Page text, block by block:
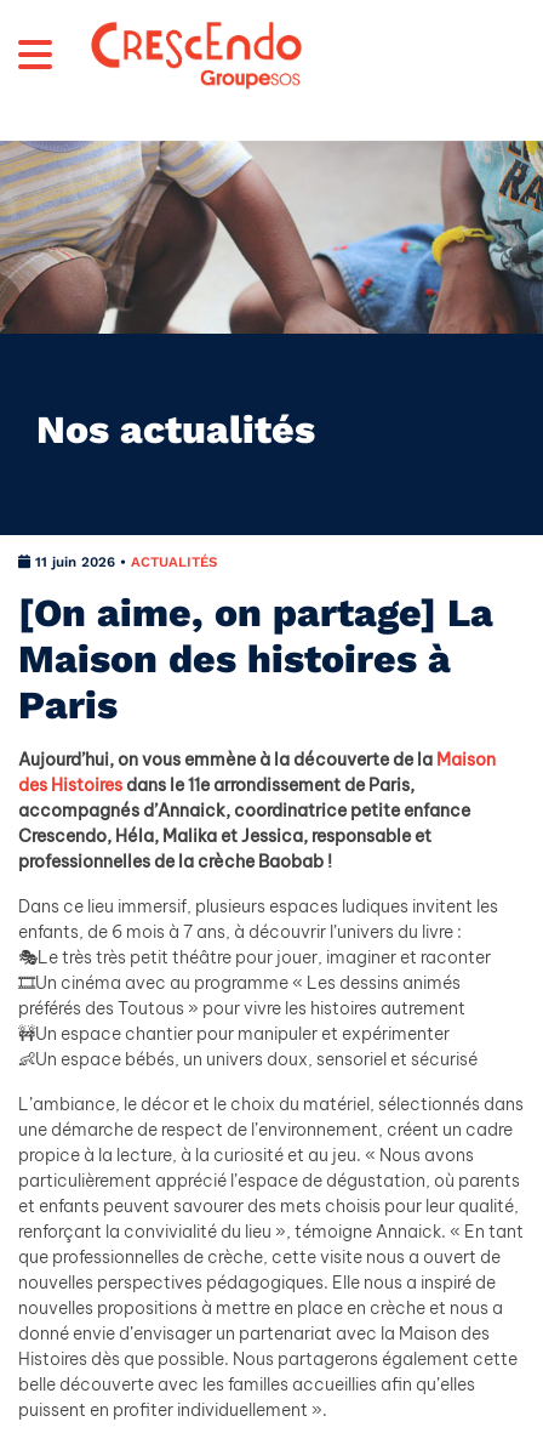
Nos actualités
11 juin 2026 • ACTUALITÉS
[On aime, on partage] La
Maison des histoires à
Paris
Aujourd’hui, on vous emmène à la découverte de la Maison
des Histoires dans le 11e arrondissement de Paris,
accompagnés d’Annaick, coordinatrice petite enfance
Crescendo, Héla, Malika et Jessica, responsable et
professionnelles de la crèche Baobab !
Dans ce lieu immersif, plusieurs espaces ludiques invitent les
enfants, de 6 mois à 7 ans, à découvrir l’univers du livre :
🎭Le très très petit théâtre pour jouer, imaginer et raconter
🎞️Un cinéma avec au programme « Les dessins animés
préférés des Toutous » pour vivre les histoires autrement
🚧Un espace chantier pour manipuler et expérimenter
👶Un espace bébés, un univers doux, sensoriel et sécurisé
L’ambiance, le décor et le choix du matériel, sélectionnés dans
une démarche de respect de l’environnement, créent un cadre
propice à la lecture, à la curiosité et au jeu. « Nous avons
particulièrement apprécié l’espace de dégustation, où parents
et enfants peuvent savourer des mets choisis pour leur qualité,
renforçant la convivialité du lieu », témoigne Annaick. « En tant
que professionnelles de crèche, cette visite nous a ouvert de
nouvelles perspectives pédagogiques. Elle nous a inspiré de
nouvelles propositions à mettre en place en crèche et nous a
donné envie d’envisager un partenariat avec la Maison des
Histoires dès que possible. Nous partagerons également cette
belle découverte avec les familles accueillies afin qu’elles
puissent en profiter individuellement ».